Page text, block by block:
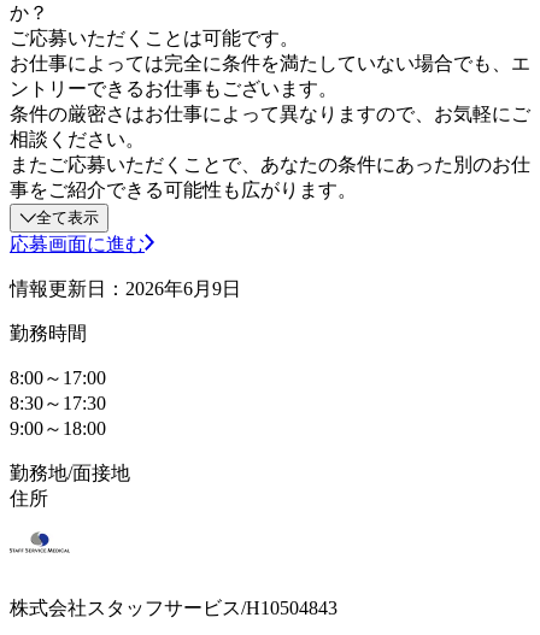
か？
ご応募いただくことは可能です。
お仕事によっては完全に条件を満たしていない場合でも、エ
ントリーできるお仕事もございます。
条件の厳密さはお仕事によって異なりますので、お気軽にご
相談ください。
またご応募いただくことで、あなたの条件にあった別のお仕
事をご紹介できる可能性も広がります。
全て表示
応募画面に進む
情報更新日：2026年6月9日
勤務時間
8:00～17:00
8:30～17:30
9:00～18:00
勤務地/面接地
住所
株式会社スタッフサービス/H10504843